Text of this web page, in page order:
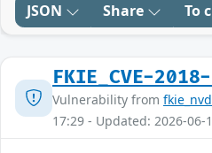
JSON Share To
FKIE_CVE-
Vulnerability from fkie_nvd
17:29 - Updated: 2026-06-